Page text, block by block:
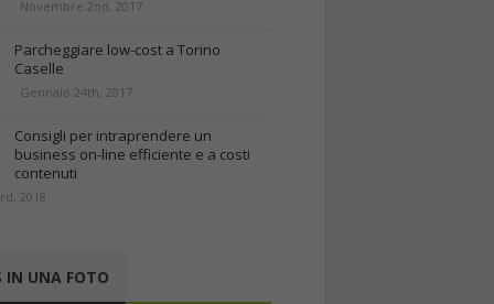
Novembre 2nd, 2017
Parcheggiare low-cost a Torino
Caselle
Gennaio 24th, 2017
Consigli per intraprendere un
business on-line efficiente e a costi
contenuti
2018
IN UNA FOTO